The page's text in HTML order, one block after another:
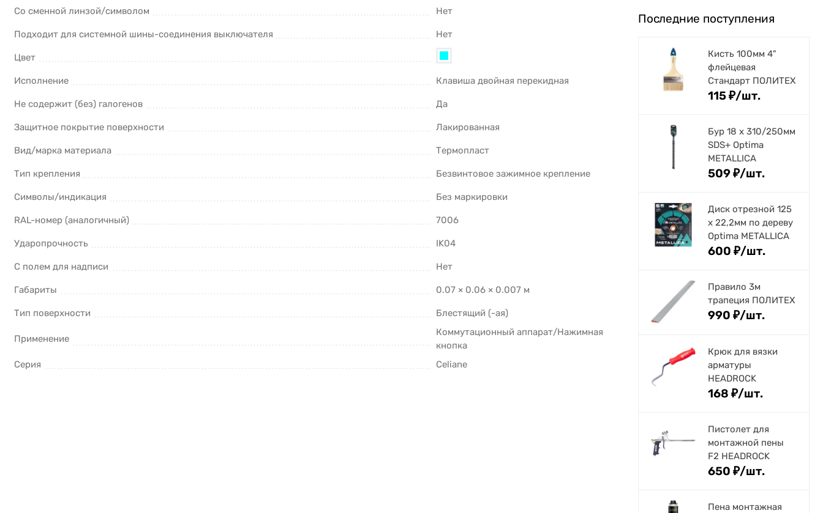
Со сменной линзой/символом Нет
Подходит для системной шины-соединения выключателя Нет
Цвет
Исполнение Клавиша двойная перекидная
Не содержит (без) галогенов Да
Защитное покрытие поверхности Лакированная
Вид/марка материала Термопласт
Тип крепления Безвинтовое зажимное крепление
Символы/индикация Без маркировки
RAL-номер (аналогичный) 7006
Ударопрочность IK04
С полем для надписи Нет
Габариты 0.07 × 0.06 × 0.007 м
Тип поверхности Блестящий (-ая)
Применение
Коммутационный аппарат/Нажимная
кнопка
Серия
Celiane
Последние поступления
Кисть 100мм 4"
флейцевая
Стандарт ПОЛИТЕХ
115₽/шт.
Бур 18 х 310/250мм
SDS+ Optima
METALLICA
509₽/шт.
Диск отрезной 125
x 22,2мм по дереву
Optima METALLICA
600 ₽/шт.
Правило 3м
трапеция ПОЛИТЕХ
990 ₽/шт.
Крюк для вязки
арматуры
HEADROCK
168 ₽/шт.
Пистолет для
монтажной пены
F2 HEADROCK
650 ₽/шт.
Пена монтажная